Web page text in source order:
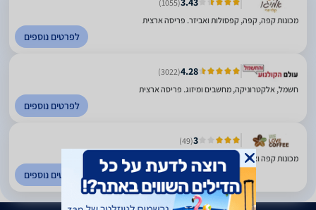
(1055)
מכונות קפה, קפה, קפסולות ואביזר. פריסה ארצית
לפרטים נוספים
4.28
(3022)
חשמל, אלקטרוניקה, מחשבים ומיזוג. פריסה ארצית
לפרטים נוספים
3
(49)
מכונות קפה ואביזרים. הרצליה
לפרטים נוספים